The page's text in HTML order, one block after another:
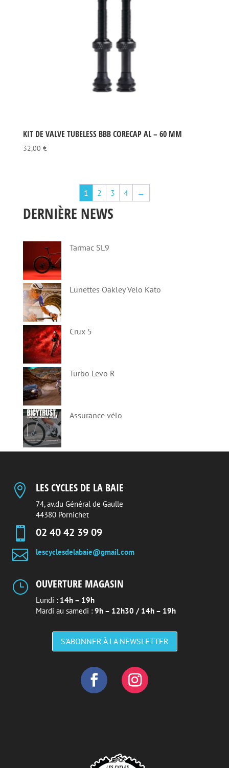
KIT DE VALVE TUBELESS BBB CORECAP AL – 60 MM
32,00 €
1 2 3 4 →
DERNIÈRE NEWS
Tarmac SL9
Lunettes Oakley Velo Kato
Crux 5
Turbo Levo R
Assurance vélo
 LES CYCLES DE LA BAIE
74, av.du Général de Gaulle
44380 Pornichet
 02 40 42 39 09
 lescyclesdelabaie@gmail.com
} OUVERTURE MAGASIN
Lundi : 14h – 19h
Mardi au samedi : 9h – 12h30 / 14h – 19h
S'ABONNER À LA NEWSLETTER